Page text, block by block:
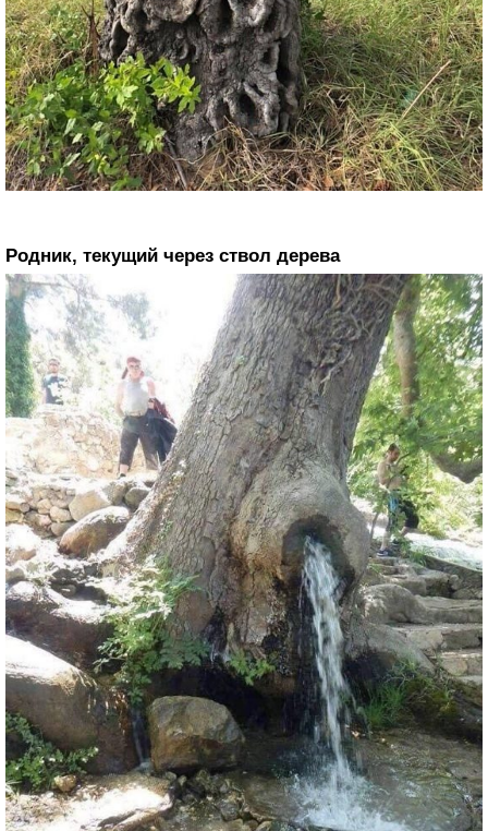
Родник, текущий через ствол дерева